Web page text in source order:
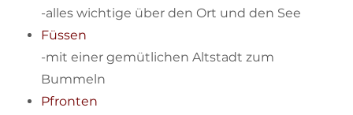
-alles wichtige über den Ort und den See
Füssen
-mit einer gemütlichen Altstadt zum
Bummeln
Pfronten